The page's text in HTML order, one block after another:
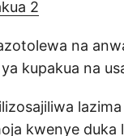
2
na
kupakua na
kwenye duka